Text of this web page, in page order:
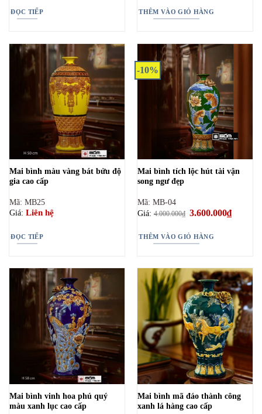
ĐỌC TIẾP THÊM VÀO GIỎ HÀNG
Mai bình màu vàng bát bửu độ
gia cao cấp
Mã: MB25
Giá: Liên hệ
ĐỌC TIẾP
-10%
Mai bình tích lộc hút tài vận
song ngư đẹp
Mã: MB-04
Giá:4.000.000₫ Giá
4.000.000₫.
3.600.000₫Giá
hiện
THÊM VÀO GIỎ HÀNG
Mai bình vinh hoa phú quý
màu xanh lục cao cấp
Mai bình mã đáo thành công
xanh lá hàng cao cấp